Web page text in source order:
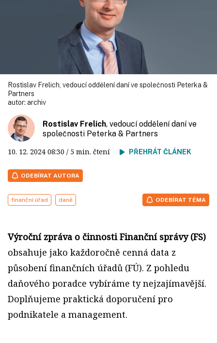
Rostislav Frelich, vedoucí oddělení daní ve společnosti Peterka &
Partners
autor: archiv
Rostislav Frelich, vedoucí oddělení daní ve
společnosti Peterka & Partners
10. 12. 2024 08:30 / 5 min. čtení PŘEHRÁT ČLÁNEK
ODEBÍRAT AUTORA
finanční úřad daně ODEBÍRAT TÉMA
Výroční zpráva o činnosti Finanční správy (FS)
obsahuje jako každoročně cenná data z
působení finančních úřadů (FÚ). Z pohledu
daňového poradce vybíráme ty nejzajímavější.
Doplňujeme praktická doporučení pro
podnikatele a management.